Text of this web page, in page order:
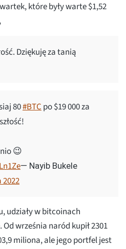
które były warte $1,52
,
Dziękuję za tanią
80#BTCpo $19 000 za
😉
— Nayib Bukele
2022
udziały w bitcoinach
września naród kupił 2301
miliona, ale jego portfel jest